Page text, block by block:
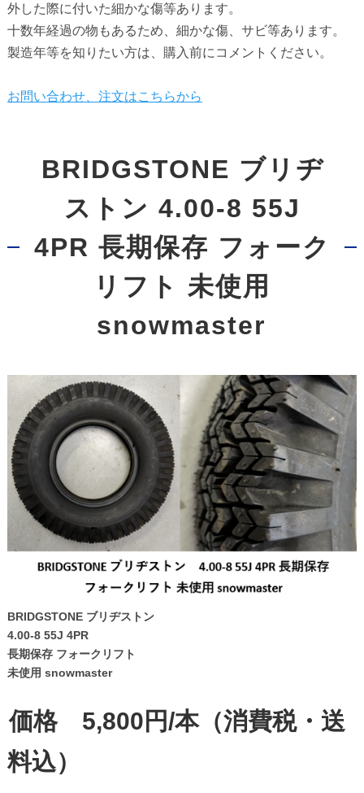
外した際に付いた細かな傷等あります。
十数年経過の物もあるため、細かな傷、サビ等あります。
製造年等を知りたい方は、購入前にコメントください。
お問い合わせ、注文はこちらから
BRIDGSTONE ブリヂ
ストン 4.00-8 55J
4PR 長期保存 フォーク
リフト 未使用
snowmaster
BRIDGSTONE ブリヂストン
4.00-8 55J 4PR
長期保存 フォークリフト
未使用 snowmaster
価格 5,800円/本（消費税・送
料込）